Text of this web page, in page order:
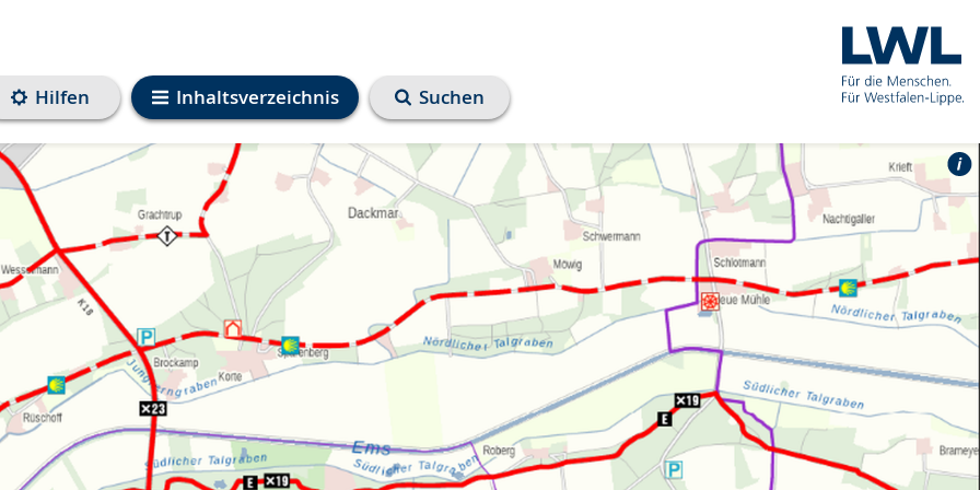
Inhaltsverzeichnis
Hilfen Suchen